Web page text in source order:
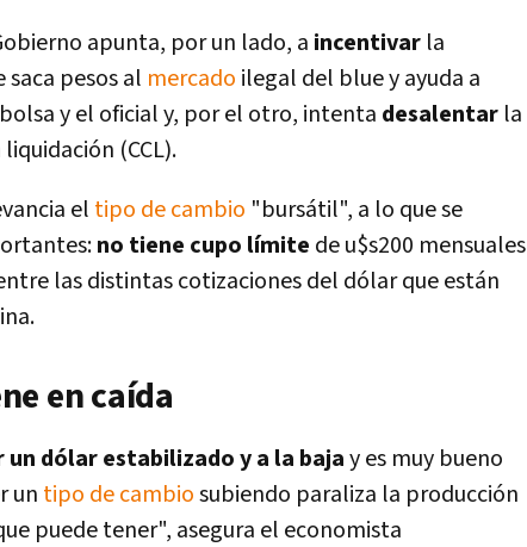
apunta, por un lado, a incentivar la
saca pesos al mercado ilegal del blue y ayuda a
y el oficial y, por el otro, intenta desalentar la
(CCL).
el tipo de cambio "bursátil", a lo que se
no tiene cupo límite de u$s200 mensuales
las distintas cotizaciones del dólar que están
en caída
dólar estabilizado y a la bajay es muy bueno
un tipo de cambiosubiendo paraliza la producción
puede tener", asegura el economista